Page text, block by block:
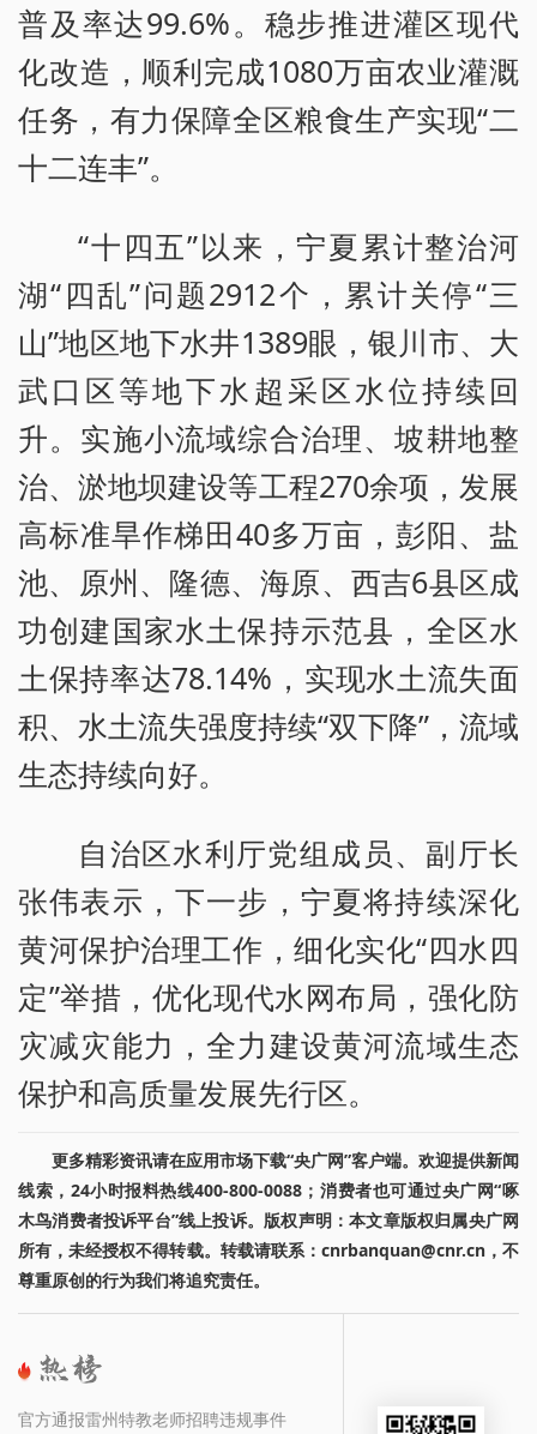
普及率达99.6%。稳步推进灌区现代
化改造，顺利完成1080万亩农业灌溉
任务，有力保障全区粮食生产实现“二
十二连丰”。
“十四五”以来，宁夏累计整治河
湖“四乱”问题2912个，累计关停“三
山”地区地下水井1389眼，银川市、大
武口区等地下水超采区水位持续回
升。实施小流域综合治理、坡耕地整
治、淤地坝建设等工程270余项，发展
高标准旱作梯田40多万亩，彭阳、盐
池、原州、隆德、海原、西吉6县区成
功创建国家水土保持示范县，全区水
土保持率达78.14%，实现水土流失面
积、水土流失强度持续“双下降”，流域
生态持续向好。
自治区水利厅党组成员、副厅长
张伟表示，下一步，宁夏将持续深化
黄河保护治理工作，细化实化“四水四
定”举措，优化现代水网布局，强化防
灾减灾能力，全力建设黄河流域生态
保护和高质量发展先行区。
更多精彩资讯请在应用市场下载“央广网”客户端。欢迎提供新闻
线索，24小时报料热线400-800-0088；消费者也可通过央广网“啄
木鸟消费者投诉平台”线上投诉。版权声明：本文章版权归属央广网
所有，未经授权不得转载。转载请联系：cnrbanquan@cnr.cn，不
尊重原创的行为我们将追究责任。
官方通报雷州特教老师招聘违规事件